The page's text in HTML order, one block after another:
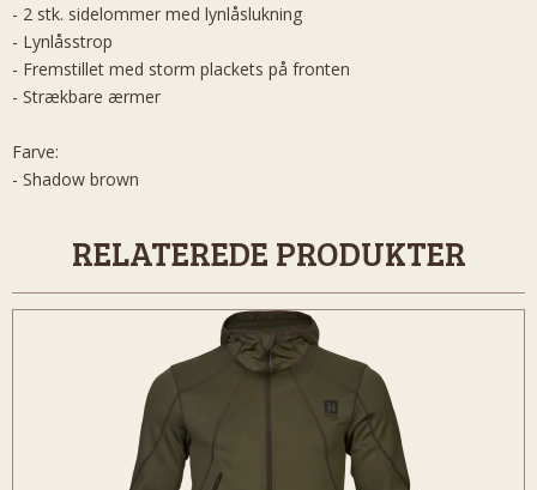
- 2 stk. sidelommer med lynlåslukning
- Lynlåsstrop
- Fremstillet med storm plackets på fronten
- Strækbare ærmer
Farve:
- Shadow brown
RELATEREDE PRODUKTER